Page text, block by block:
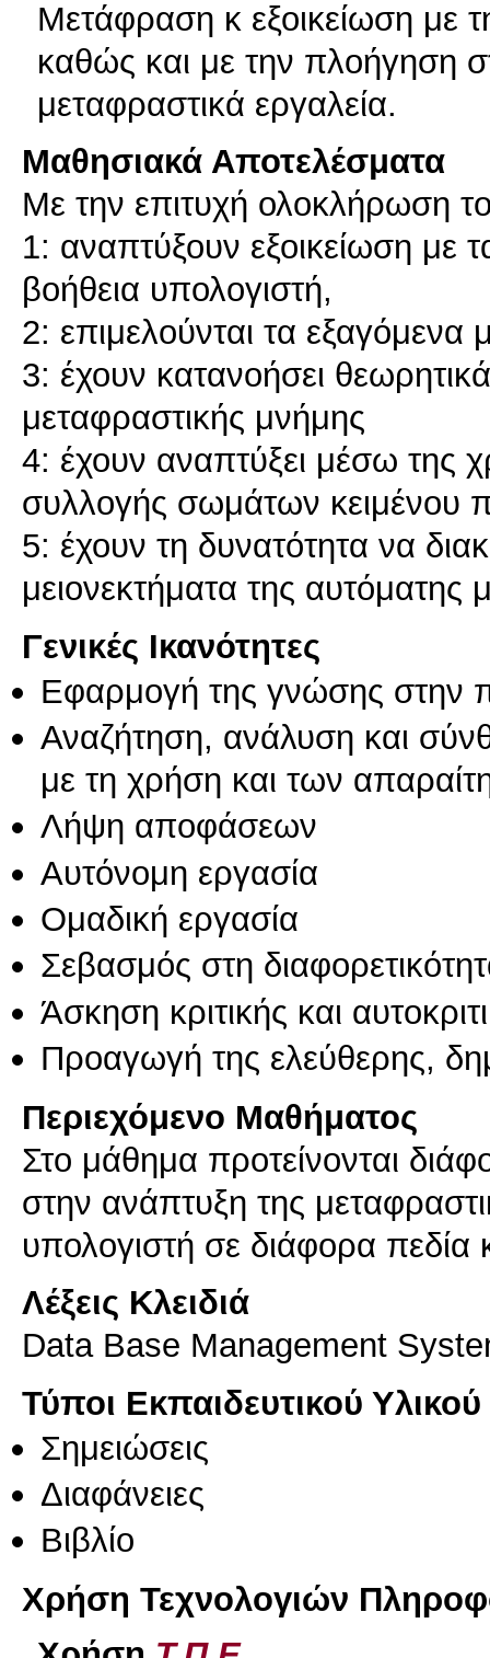
Μετάφραση κ εξοικείωση με
καθώς και με την πλοήγηση
μεταφραστικά εργαλεία.
Μαθησιακά Αποτελέσματα
Με την επιτυχή ολοκλήρωση
1: αναπτύξουν εξοικείωση με
βοήθεια υπολογιστή,
2: επιμελούνται τα εξαγόμενα
3: έχουν κατανοήσει
μεταφραστικής μνήμης
4: έχουν αναπτύξει μέσω της
συλλογής σωμάτων κειμένου
5: έχουν τη δυνατότητα να
Γενικές Ικανότητες
Εφαρμογή της γνώσης στην
Αναζήτηση, ανάλυση και
με τη χρήση και των
Λήψη αποφάσεων
Αυτόνομη εργασία
Ομαδική εργασία
Σεβασμός στη
Άσκηση κριτικής και
Προαγωγή της ελεύθερης,
Περιεχόμενο Μαθήματος
Στο μάθημα προτείνονται
στην ανάπτυξη της
υπολογιστή σε διάφορα πεδία
Λέξεις Κλειδιά
Data Base Management
Τύποι Εκπαιδευτικού Υλικού
Σημειώσεις
Διαφάνειες
Βιβλίο
Χρήση Τεχνολογιών